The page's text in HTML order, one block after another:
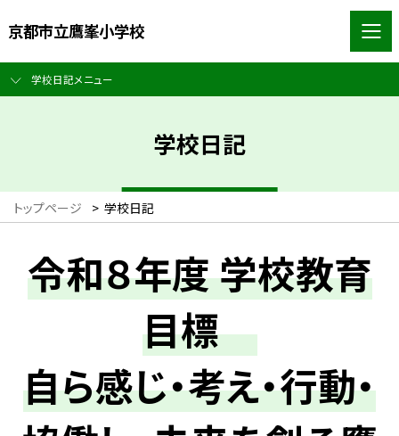
京都市立鷹峯小学校
学校日記メニュー
学校日記
トップページ > 学校日記
令和８年度 学校教育
目標
自ら感じ・考え・行動・